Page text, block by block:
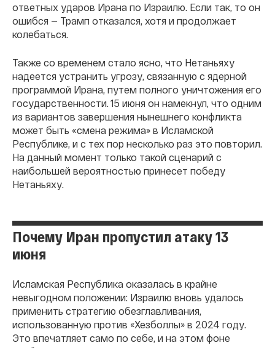
ответных ударов Ирана по Израилю. Если так, то он
ошибся — Трамп отказался, хотя и продолжает
колебаться.
Также со временем стало ясно, что Нетаньяху
надеется устранить угрозу, связанную с ядерной
программой Ирана, путем полного уничтожения его
государственности. 15 июня он намекнул, что одним
из вариантов завершения нынешнего конфликта
может быть «смена режима» в Исламской
Республике, и с тех пор несколько раз это повторил.
На данный момент только такой сценарий с
наибольшей вероятностью принесет победу
Нетаньяху.
Почему Иран пропустил атаку 13
июня
Исламская Республика оказалась в крайне
невыгодном положении: Израилю вновь удалось
применить стратегию обезглавливания,
использованную против «Хезболлы» в 2024 году.
Это впечатляет само по себе, и на этом фоне